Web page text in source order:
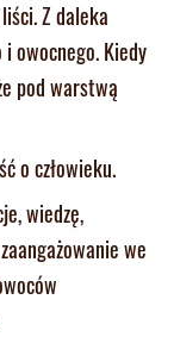
Z daleka
owocnego. Kiedy
pod warstwą
o człowieku.
wiedzę,
we